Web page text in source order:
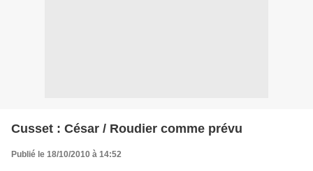
Cusset : César / Roudier comme prévu
Publié le 18/10/2010 à 14:52